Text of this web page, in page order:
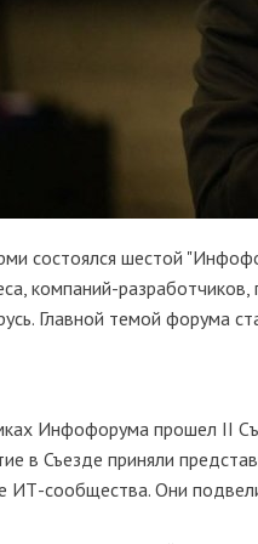
состоялся шестой
компаний-
Главной темой форума
Инфофорума прошел II
в Съезде приняли
ИТ-сообщества. Они